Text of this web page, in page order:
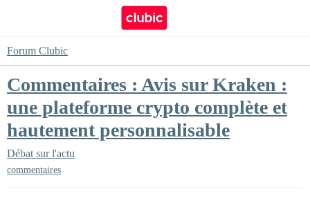
Forum Clubic
Commentaires : Avis sur Kraken :
une plateforme crypto complète et
hautement personnalisable
Débat sur l'actu
commentaires